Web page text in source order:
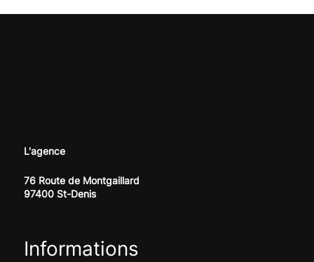
L'agence
76 Route de Montgaillard
97400 St-Denis
Informations